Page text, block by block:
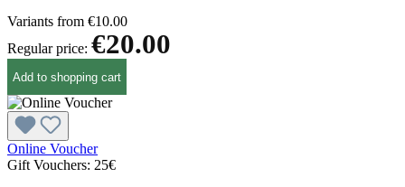
Variants from €10.00
Regular price: €20.00
Add to shopping cart
Online Voucher
Gift Vouchers: 25€